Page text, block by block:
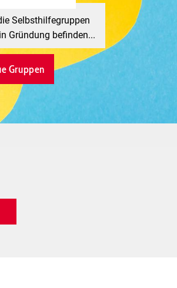
Selbsthilfegruppen
Gründung befinden...
Gruppen